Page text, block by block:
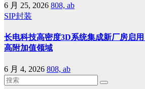
6 月 25, 2026 808, ab
SIP封装
长电科技高密度3D系统集成新厂房启
高附加值领域
6 月 4, 2026 808, ab